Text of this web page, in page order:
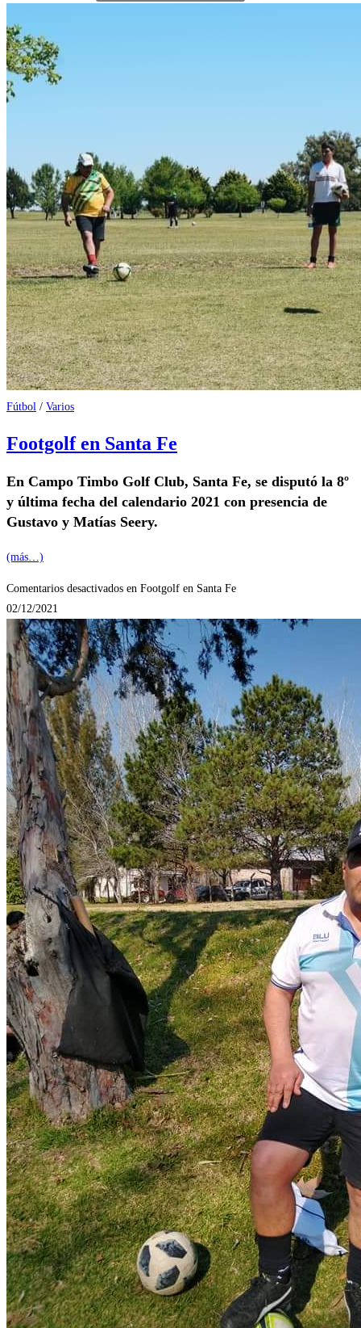
Fútbol / Varios
Footgolf en Santa Fe
En Campo Timbo Golf Club, Santa Fe, se disputó la 8º
y última fecha del calendario 2021 con presencia de
Gustavo y Matías Seery.
(más…)
Comentarios desactivados en Footgolf en Santa Fe
02/12/2021